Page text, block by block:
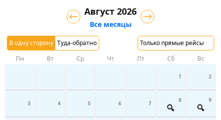
В одну сторону Туда-обратно Только прямые рейсы
Август 2026
Все месяцы
Пн Вт Ср Чт Пт Сб Вс
1 2
3 4 5 6 7 8 9